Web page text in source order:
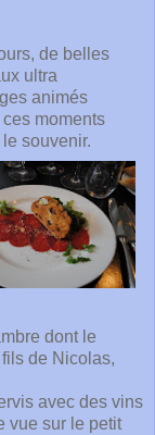
de belles
ultra
animés
moments
souvenir.
dont le
de Nicolas,
avec des vins
vue sur le petit